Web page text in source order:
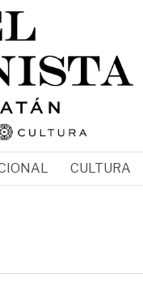
CULTURA